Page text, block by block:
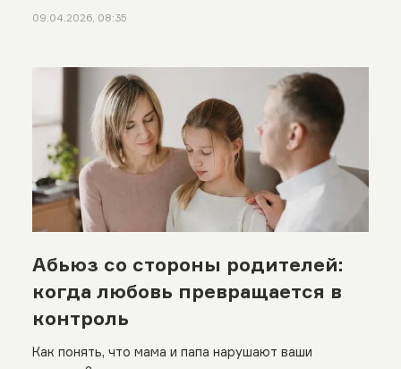
09.04.2026, 08:35
Абьюз со стороны родителей:
когда любовь превращается в
контроль
Как понять, что мама и папа нарушают ваши